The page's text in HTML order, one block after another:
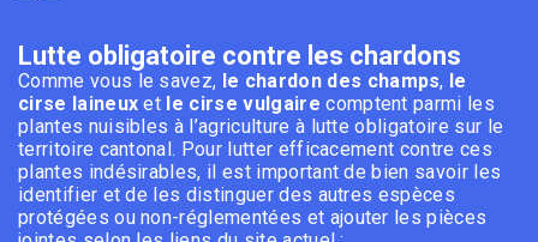
Lutte obligatoire contre les chardons
Comme vous le savez, le chardon des champs, le
cirse laineux et le cirse vulgaire comptent parmi les
plantes nuisibles à l’agriculture à lutte obligatoire sur le
territoire cantonal. Pour lutter efficacement contre ces
plantes indésirables, il est important de bien savoir les
identifier et de les distinguer des autres espèces
protégées ou non-réglementées et ajouter les pièces